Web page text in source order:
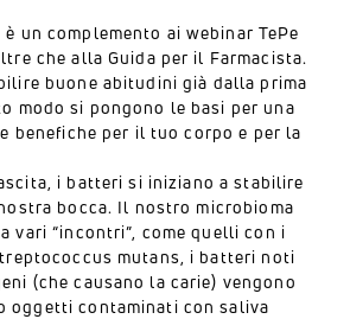
un complemento ai webinar TePe
che alla Guida per il Farmacista.
buone abitudini già dalla prima
modo si pongono le basi per una
benefiche per il tuo corpo e per la
i batteri si iniziano a stabilire
bocca. Il nostro microbioma
vari “incontri”, come quelli con i
mutans, i batteri noti
(che causano la carie) vengono
oggetti contaminati con saliva